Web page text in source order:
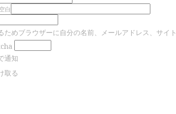
白
ためブラウザーに自分の名前、メールアドレス、サイ
通知
取る